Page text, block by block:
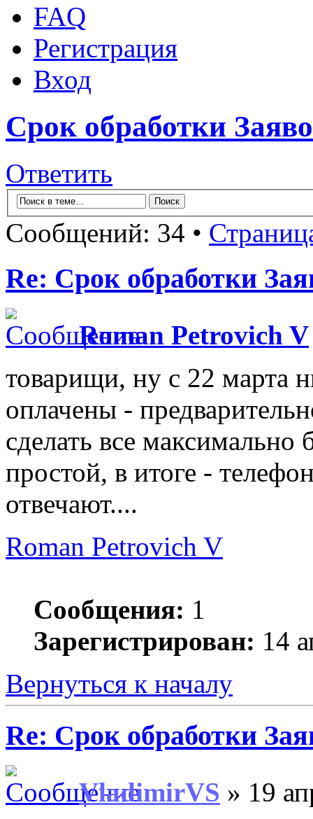
FAQ
Регистрация
Вход
Срок обработки
Ответить
Сообщений: 34 •
Re: Срок обработки
Roman Petrovich V
товарищи, ну с 22 марта
оплачены -
сделать все
простой, в итоге -
отвечают....
Roman Petrovich V
Сообщения: 1
Зарегистрирован: 14
Вернуться к началу
Re: Срок обработки
VladimirVS » 19